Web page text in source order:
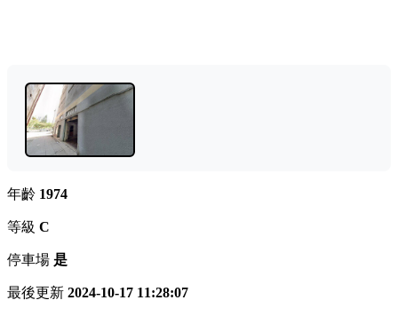
年齡 1974
等級 C
停車場 是
最後更新 2024-10-17 11:28:07